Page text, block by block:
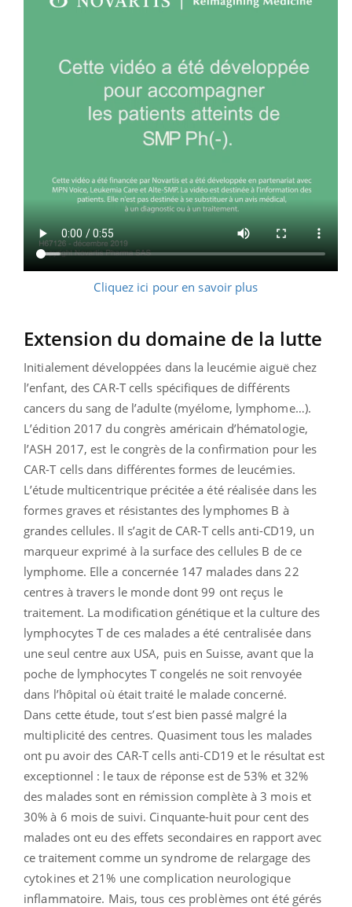
Cliquez ici pour en savoir plus
Extension du domaine de la lutte
Initialement développées dans la leucémie aiguë chez
l’enfant, des CAR-T cells spécifiques de différents
cancers du sang de l’adulte (myélome, lymphome…).
L’édition 2017 du congrès américain d’hématologie,
l’ASH 2017, est le congrès de la confirmation pour les
CAR-T cells dans différentes formes de leucémies.
L’étude multicentrique précitée a été réalisée dans les
formes graves et résistantes des lymphomes B à
grandes cellules. Il s’agit de CAR-T cells anti-CD19, un
marqueur exprimé à la surface des cellules B de ce
lymphome. Elle a concernée 147 malades dans 22
centres à travers le monde dont 99 ont reçus le
traitement. La modification génétique et la culture des
lymphocytes T de ces malades a été centralisée dans
une seul centre aux USA, puis en Suisse, avant que la
poche de lymphocytes T congelés ne soit renvoyée
dans l’hôpital où était traité le malade concerné.
Dans cette étude, tout s’est bien passé malgré la
multiplicité des centres. Quasiment tous les malades
ont pu avoir des CAR-T cells anti-CD19 et le résultat est
exceptionnel : le taux de réponse est de 53% et 32%
des malades sont en rémission complète à 3 mois et
30% à 6 mois de suivi. Cinquante-huit pour cent des
malades ont eu des effets secondaires en rapport avec
ce traitement comme un syndrome de relargage des
cytokines et 21% une complication neurologique
inflammatoire. Mais, tous ces problèmes ont été gérés